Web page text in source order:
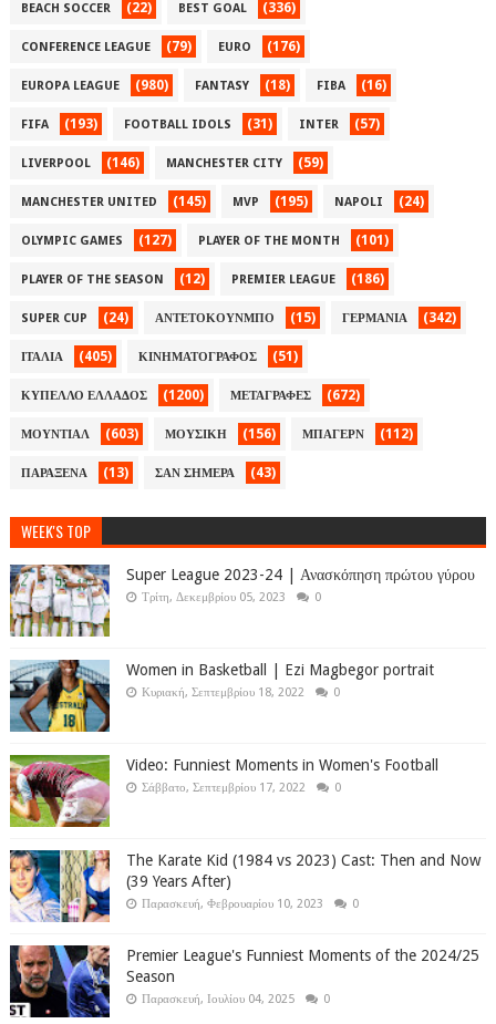
BEACH SOCCER (22) BEST GOAL (336)
CONFERENCE LEAGUE (79) EURO (176)
EUROPA LEAGUE (980) FANTASY (18) FIBA (16)
FIFA (193) FOOTBALL IDOLS (31) INTER (57)
LIVERPOOL (146) MANCHESTER CITY (59)
MANCHESTER UNITED (145) MVP (195) NAPOLI (24)
OLYMPIC GAMES (127) PLAYER OF THE MONTH (101)
PLAYER OF THE SEASON (12) PREMIER LEAGUE (186)
SUPER CUP (24) ΑΝΤΕΤΟΚΟΥΝΜΠΟ (15) ΓΕΡΜΑΝΙΑ (342)
ΙΤΑΛΙΑ (405) ΚΙΝΗΜΑΤΟΓΡΑΦΟΣ (51)
ΚΥΠΕΛΛΟ ΕΛΛΑΔΟΣ (1200) ΜΕΤΑΓΡΑΦΕΣ (672)
ΜΟΥΝΤΙΑΛ (603) ΜΟΥΣΙΚΗ (156) ΜΠΑΓΕΡΝ (112)
ΠΑΡΑΞΕΝΑ (13) ΣΑΝ ΣΗΜΕΡΑ (43)
WEEK'S TOP
Super League 2023-24 | Ανασκόπηση πρώτου γύρου
Τρίτη, Δεκεμβρίου 05, 2023 0
Women in Basketball | Ezi Magbegor portrait
Κυριακή, Σεπτεμβρίου 18, 2022 0
Video: Funniest Moments in Women's Football
Σάββατο, Σεπτεμβρίου 17, 2022 0
The Karate Kid (1984 vs 2023) Cast: Then and Now
(39 Years After)
Παρασκευή, Φεβρουαρίου 10, 2023 0
Premier League's Funniest Moments of the 2024/25
Season
Παρασκευή, Ιουλίου 04, 2025 0